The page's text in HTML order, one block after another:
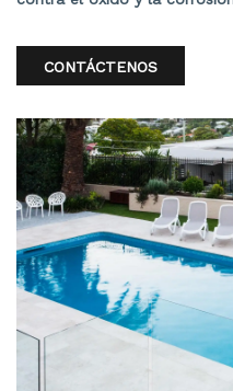
mantenimiento
recomienda trabajar cerca
CONTÁCTENOS